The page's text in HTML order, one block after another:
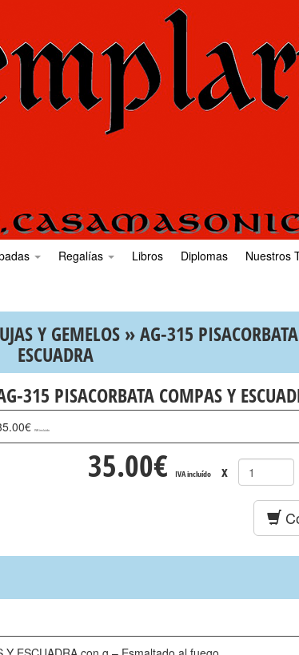
Regalías Libros Diplomas Nuestros
Y GEMELOS » AG-315
ESCUADRA
315 PISACORBATA COMPAS Y
€ IVA incluído
35.00€ IVA incluído x